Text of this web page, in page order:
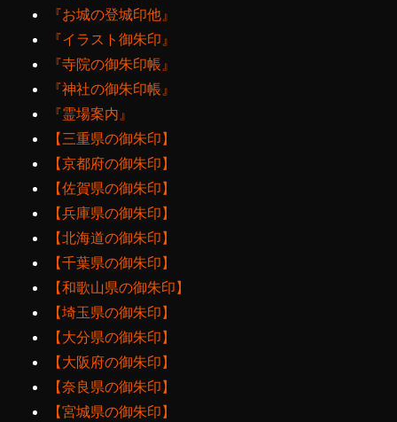
『お城の登城印他』
『イラスト御朱印』
『寺院の御朱印帳』
『神社の御朱印帳』
『霊場案内』
【三重県の御朱印】
【京都府の御朱印】
【佐賀県の御朱印】
【兵庫県の御朱印】
【北海道の御朱印】
【千葉県の御朱印】
【和歌山県の御朱印】
【埼玉県の御朱印】
【大分県の御朱印】
【大阪府の御朱印】
【奈良県の御朱印】
【宮城県の御朱印】